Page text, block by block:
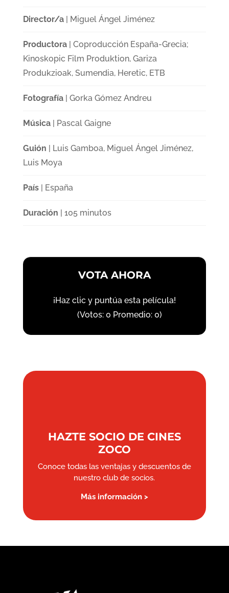
Director/a| Miguel Ángel Jiménez
Productora| Coproducción España-Grecia;
Kinoskopic Film Produktion, Gariza
Produkzioak, Sumendia, Heretic, ETB
Fotografía| Gorka Gómez Andreu
Música| Pascal Gaigne
Guión | Luis Gamboa, Miguel Ángel Jiménez,
Luis Moya
País| España
Duración | 105 minutos
VOTA AHORA
¡Haz clic y puntúa esta película!
(Votos: 0 Promedio: 0)
HAZTE SOCIO DE CINES
ZOCO
Conoce todas las ventajas y descuentos de
nuestro club de socios.
Más información >